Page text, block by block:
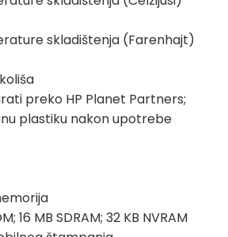
skladištenja (Farenhajt)
preko HP Planet Partners;
plastiku nakon upotrebe
16 MB SDRAM; 32 KB NVRAM